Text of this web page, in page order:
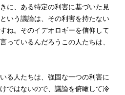
に、ある特定の利害に基づいた見
いう議論は、その利害を持たない
ね。そのイデオロギーを信仰して
っているんだろうこの人たちは、
る人たちは、強固な一つの利害に
ではないので、議論を俯瞰して冷